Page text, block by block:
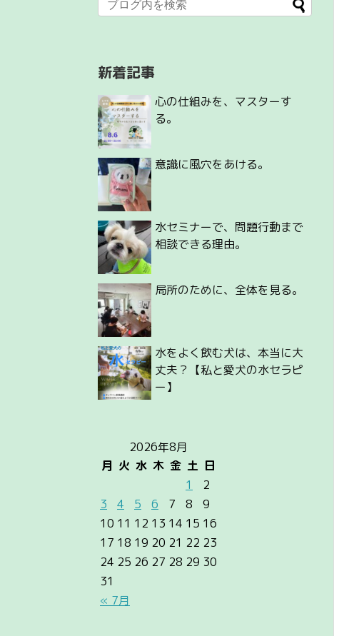
新着記事
心の仕組みを、マスターす
る。
意識に風穴をあける。
水セミナーで、問題行動まで
相談できる理由。
局所のために、全体を見る。
水をよく飲む犬は、本当に大
丈夫？【私と愛犬の水セラピ
ー】
2026年8月
月 火 水 木 金 土 日
« 7月
1
2
3
4 5 6 7 8
9
10 11 12 13 14 15 16
17 18 19 20 21 22 23
24 25 26 27 28 29 30
31